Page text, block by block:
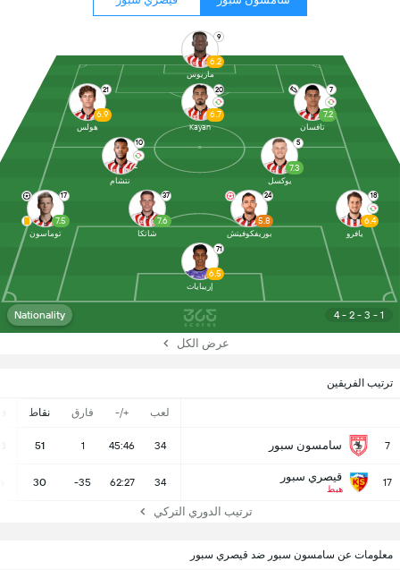
ترتيب الفريقين
لعب +/- فارق نقاط
7 سامسون سبور 34
45:46
1
51
17 قيصري سبور
هبط
34
62:27
-35
30
ترتيب الدوري التركي
4 - 2 - 3 - 1
Nationality
71
6.5
إريبايات
17
7.5
توماسون
37
7.6
شاتكا
24
5.8
بوريفكوفيتش
18
6.4
يافرو
10
-
نتشام
5
7.3
يوكسل
21
6.9
هولس
20
6.7
Kayan
7
7.2
تافسان
9
6.2
ماريوس
عرض الكل
معلومات عن سامسون سبور ضد قيصري سبور